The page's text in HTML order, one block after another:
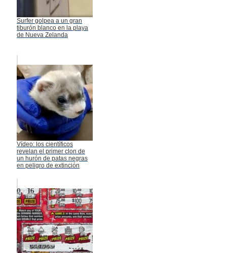
Surfer golpea a un gran
tiburón blanco en la playa
de Nueva Zelanda
Vídeo: los científicos
revelan el primer clon de
un hurón de patas negras
en peligro de extinción